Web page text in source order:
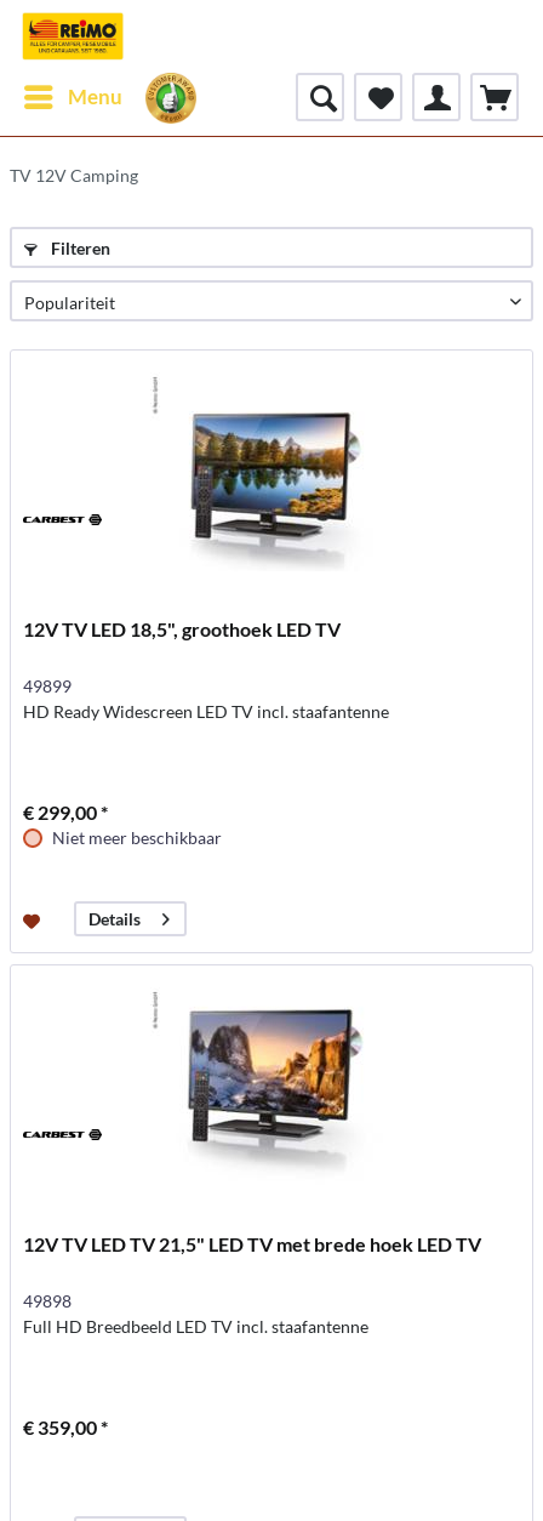
Menu
TV 12V Camping
Filteren
12V TV LED 18,5", groothoek LED TV
49899
HD Ready Widescreen LED TV incl. staafantenne
€ 299,00 *
Niet meer beschikbaar
Details
12V TV LED TV 21,5" LED TV met brede hoek LED TV
49898
Full HD Breedbeeld LED TV incl. staafantenne
€ 359,00 *